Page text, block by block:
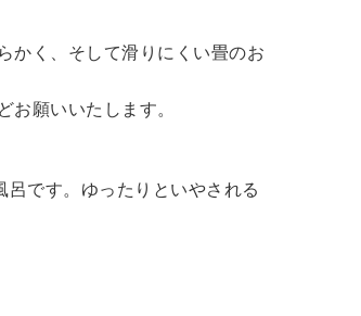
かく、そして滑りにくい畳のお
願いいたします。
です。ゆったりといやされる